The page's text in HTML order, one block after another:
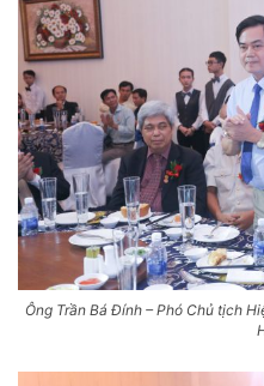
Ông Trần Bá Đính – Phó Chủ tịch